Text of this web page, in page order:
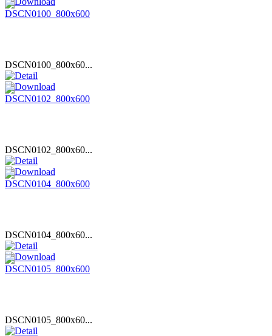
DSCN0100_800x60...
DSCN0102_800x60...
DSCN0104_800x60...
DSCN0105_800x60...